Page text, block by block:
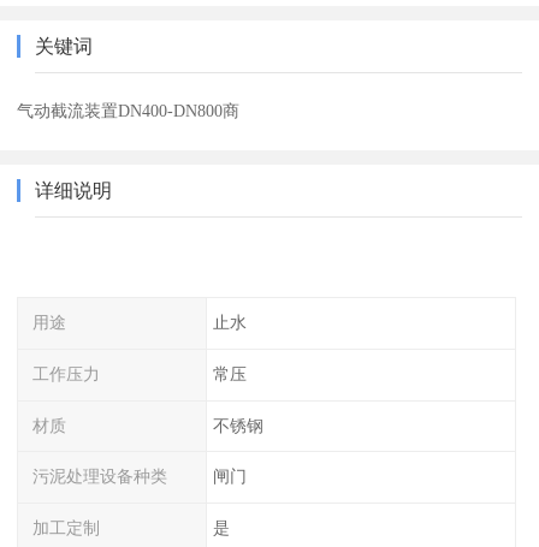
关键词
气动截流装置DN400-DN800商
详细说明
用途 止水
工作压力 常压
材质 不锈钢
污泥处理设备种类 闸门
加工定制 是